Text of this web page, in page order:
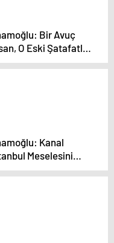
Bir Avuç
O Eski Şatafatlı
Dönmek
Kanal
Meselesini
Zihninden
Atacağız